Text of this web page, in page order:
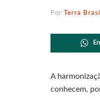
Por Terra Brasil
A
conhecem,